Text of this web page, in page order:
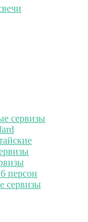
сервизы
персон
сервизы